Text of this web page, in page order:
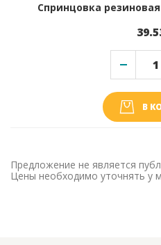
Спринцовка
В
Предложение не является
Цены необходимо уточнять у